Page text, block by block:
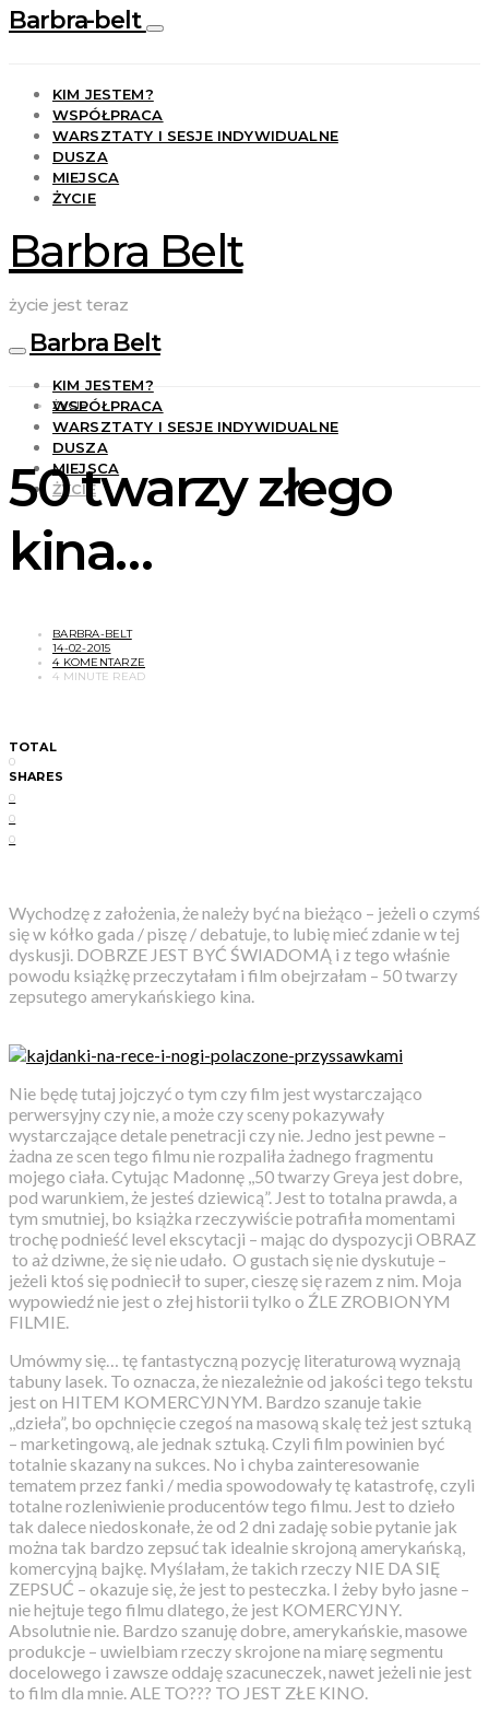
Barbra-belt
KIM JESTEM?
WSPÓŁPRACA
WARSZTATY I SESJE INDYWIDUALNE
DUSZA
MIEJSCA
ŻYCIE
Barbra Belt
życie jest teraz
Barbra Belt
KIM JESTEM?
WSPÓŁPRACA
WARSZTATY I SESJE INDYWIDUALNE
DUSZA
MIEJSCA
ŻYCIE
ŻYCIE
50 twarzy złego
kina…
BARBRA-BELT
14-02-2015
4 KOMENTARZE
4 MINUTE READ
TOTAL
0
SHARES
0
0
0
Wychodzę z założenia, że należy być na bieżąco – jeżeli o czymś
się w kółko gada / piszę / debatuje, to lubię mieć zdanie w tej
dyskusji. DOBRZE JEST BYĆ ŚWIADOMĄ i z tego właśnie
powodu książkę przeczytałam i film obejrzałam – 50 twarzy
zepsutego amerykańskiego kina.
Nie będę tutaj jojczyć o tym czy film jest wystarczająco
perwersyjny czy nie, a może czy sceny pokazywały
wystarczające detale penetracji czy nie. Jedno jest pewne –
żadna ze scen tego filmu nie rozpaliła żadnego fragmentu
mojego ciała. Cytując Madonnę ,,50 twarzy Greya jest dobre,
pod warunkiem, że jesteś dziewicą”. Jest to totalna prawda, a
tym smutniej, bo książka rzeczywiście potrafiła momentami
trochę podnieść level ekscytacji – mając do dyspozycji OBRAZ
to aż dziwne, że się nie udało. O gustach się nie dyskutuje –
jeżeli ktoś się podniecił to super, cieszę się razem z nim. Moja
wypowiedź nie jest o złej historii tylko o ŹLE ZROBIONYM
FILMIE.
Umówmy się… tę fantastyczną pozycję literaturową wyznają
tabuny lasek. To oznacza, że niezależnie od jakości tego tekstu
jest on HITEM KOMERCYJNYM. Bardzo szanuje takie
,,dzieła”, bo opchnięcie czegoś na masową skalę też jest sztuką
– marketingową, ale jednak sztuką. Czyli film powinien być
totalnie skazany na sukces. No i chyba zainteresowanie
tematem przez fanki / media spowodowały tę katastrofę, czyli
totalne rozleniwienie producentów tego filmu. Jest to dzieło
tak dalece niedoskonałe, że od 2 dni zadaję sobie pytanie jak
można tak bardzo zepsuć tak idealnie skrojoną amerykańską,
komercyjną bajkę. Myślałam, że takich rzeczy NIE DA SIĘ
ZEPSUĆ – okazuje się, że jest to pesteczka. I żeby było jasne –
nie hejtuje tego filmu dlatego, że jest KOMERCYJNY.
Absolutnie nie. Bardzo szanuję dobre, amerykańskie, masowe
produkcje – uwielbiam rzeczy skrojone na miarę segmentu
docelowego i zawsze oddaję szacuneczek, nawet jeżeli nie jest
to film dla mnie. ALE TO??? TO JEST ZŁE KINO.